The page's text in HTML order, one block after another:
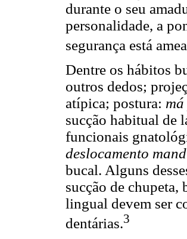
durante o seu
personalidade, a
segurança está
Dentre os hábitos
outros dedos;
atípica; postura:
sucção habitual de
funcionais
deslocamento
bucal. Alguns
sucção de
lingual devem ser
dentárias.3